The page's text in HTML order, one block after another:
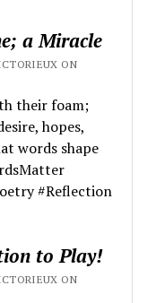
a Miracle
ON
their foam;
hopes,
words shape
#Reflection
to Play!
ON